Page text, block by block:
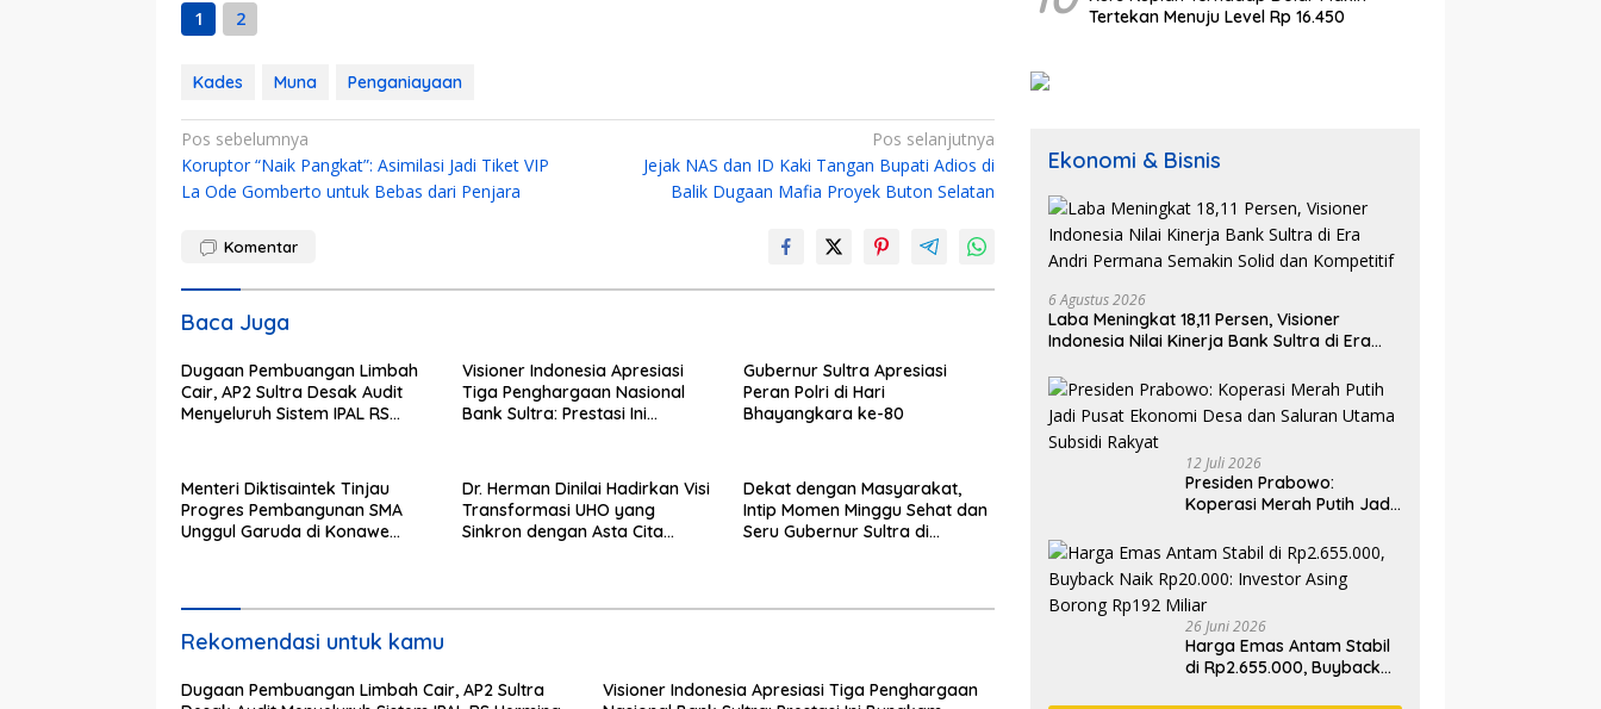
1
2
Kades Muna Penganiayaan
Navigasi
pos
Pos sebelumnya
Koruptor “Naik Pangkat”: Asimilasi Jadi Tiket VIP
La Ode Gomberto untuk Bebas dari Penjara
Pos selanjutnya
Jejak NAS dan ID Kaki Tangan Bupati Adios di
Balik Dugaan Mafia Proyek Buton Selatan
Komentar
Baca Juga
Dugaan Pembuangan Limbah
Cair, AP2 Sultra Desak Audit
Menyeluruh Sistem IPAL RS
Visioner Indonesia Apresiasi
Tiga Penghargaan Nasional
Bank Sultra: Prestasi Ini
Gubernur Sultra Apresiasi
Peran Polri di Hari
Bhayangkara ke-80
Menteri Diktisaintek Tinjau
Progres Pembangunan SMA
Unggul Garuda di Konawe
Dr. Herman Dinilai Hadirkan Visi
Transformasi UHO yang
Sinkron dengan Asta Cita
Dekat dengan Masyarakat,
Intip Momen Minggu Sehat dan
Seru Gubernur Sultra di
Rekomendasi untuk kamu
Dugaan Pembuangan Limbah Cair, AP2 Sultra
Visioner Indonesia Apresiasi Tiga Penghargaan
Tertekan Menuju Level Rp 16.450
Ekonomi & Bisnis
6 Agustus 2026
Laba Meningkat 18,11 Persen, Visioner
Indonesia Nilai Kinerja Bank Sultra di Era
Kompetitif
12 Juli 2026
Presiden Prabowo:
Koperasi Merah Putih Jadi
Saluran Utama Subsidi
26 Juni 2026
Harga Emas Antam Stabil
di Rp2.655.000, Buyback